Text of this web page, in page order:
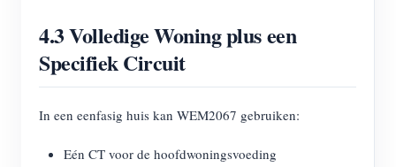
4.3 Volledige Woning plus een
Specifiek Circuit
In een eenfasig huis kan WEM2067 gebruiken:
Eén CT voor de hoofdwoningsvoeding